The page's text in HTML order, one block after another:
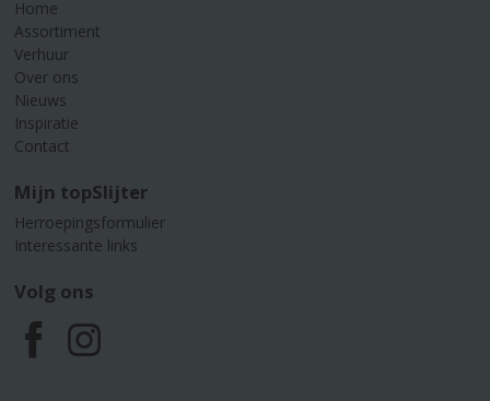
Home
Assortiment
Verhuur
Over ons
Nieuws
Inspiratie
Contact
Mijn topSlijter
Herroepingsformulier
Interessante links
Volg ons
F
I